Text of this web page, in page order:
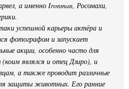
а именно Ironman, Росомахи,
успешной карьеры актёра и
фотографом и запускает
акции, особенно часто для
являлся и отец Дзиро), и
а также проводит различные
защиты животных. Его ранние